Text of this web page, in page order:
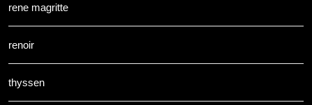
rene magritte
renoir
thyssen